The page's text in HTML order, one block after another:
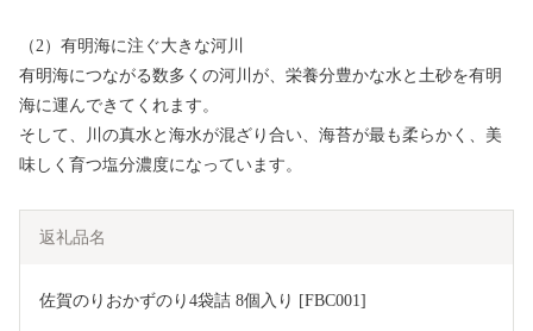
（2）有明海に注ぐ大きな河川
有明海につながる数多くの河川が、栄養分豊かな水と土砂を有明
海に運んできてくれます。
そして、川の真水と海水が混ざり合い、海苔が最も柔らかく、美
味しく育つ塩分濃度になっています。
返礼品名
佐賀のりおかずのり4袋詰 8個入り [FBC001]